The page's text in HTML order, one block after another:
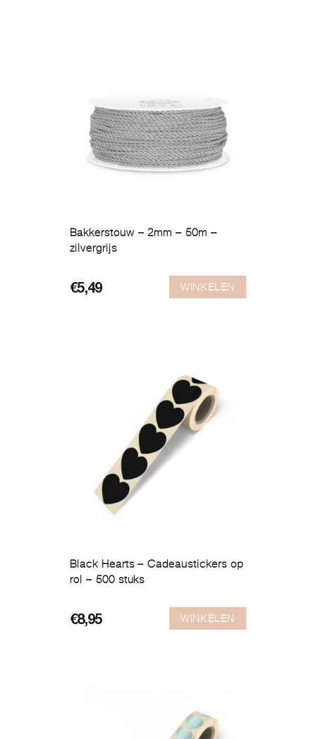
Bakkerstouw – 2mm – 50m –
zilvergrijs
€5,49 WINKELEN
Black Hearts – Cadeaustickers op
rol – 500 stuks
€8,95 WINKELEN